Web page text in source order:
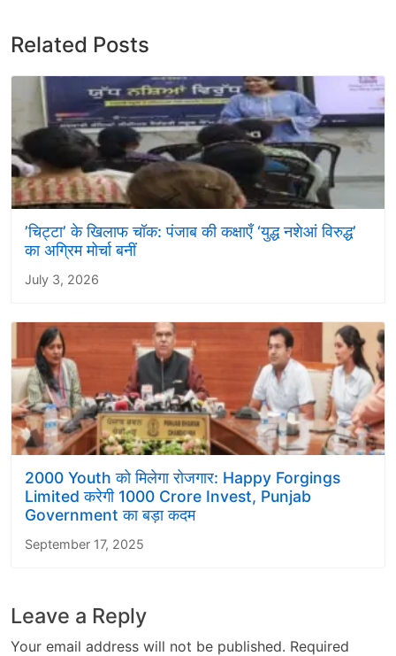
Related Posts
’चिट्टा’ के खिलाफ चॉक: पंजाब की कक्षाएँ ‘युद्ध नशेआं विरुद्ध’
का अग्रिम मोर्चा बनीं
July 3, 2026
2000 Youth को मिलेगा रोजगार: Happy Forgings
Limited करेगी 1000 Crore Invest, Punjab
Government का बड़ा कदम
September 17, 2025
Leave a Reply
Your email address will not be published. Required